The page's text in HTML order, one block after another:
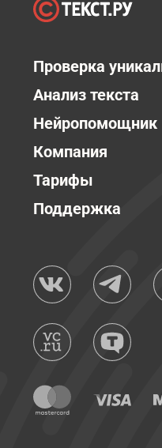
Проверка
Анализ текста
Нейропомощник
Компания
Тарифы
Поддержка